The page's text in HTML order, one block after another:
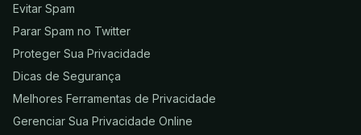
Evitar Spam
Parar Spam no Twitter
Proteger Sua Privacidade
Dicas de Segurança
Melhores Ferramentas de Privacidade
Gerenciar Sua Privacidade Online